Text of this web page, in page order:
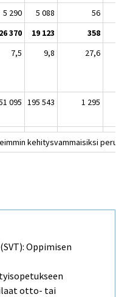
5 290 5 088 56
26 370 19 123 358
7,5 9,8 27,6
095 195 543 1 295
kehitysvammaisiksi
Oppimisen
otto- tai